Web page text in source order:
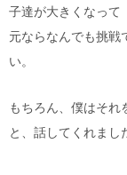
子達が大きくなって
元ならなんでも挑戦
い。
もちろん、僕はそれ
と、話してくれまし